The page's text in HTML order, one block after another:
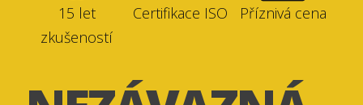
15 let
zkušeností
Certifikace ISO Příznivá cena